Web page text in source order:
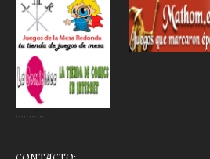
………..